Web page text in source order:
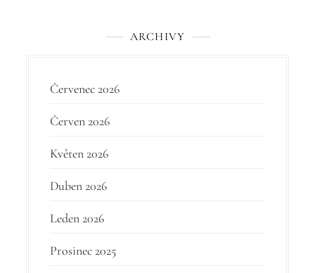
ARCHIVY
Červenec 2026
Červen 2026
Květen 2026
Duben 2026
Leden 2026
Prosinec 2025